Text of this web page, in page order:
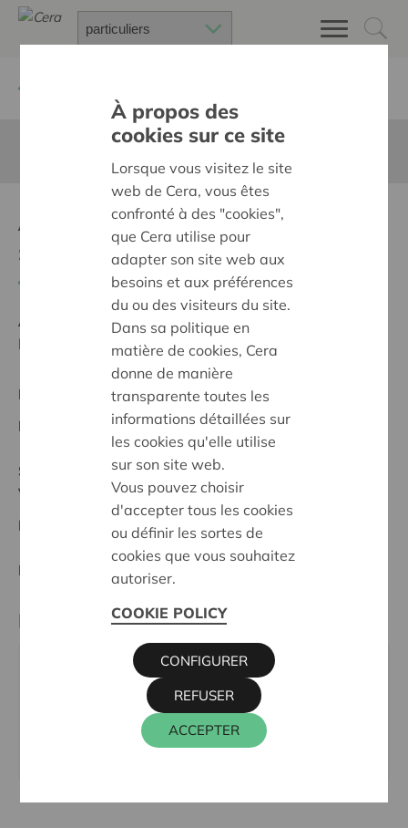
Aankoop digitale
schoolborden
Ambition:
Une société solidaire et respectueuse, sans
barrières
Projet régional
Date de début:27/05/2024
Statut:
Vlaamse Ardennen
Date de décision: 27/05/2024
Décision: Approuvé
Partenaire
KBO KAMELEON/COCON -, NESTOR DE
TIÈRESTRAAT 102, 9700 OUDENAARDE
www.dekameleon-cocon.kbo-
À propos des
cookies sur ce site
Lorsque vous visitez le site
web de Cera, vous êtes
confronté à des "cookies",
que Cera utilise pour
adapter son site web aux
besoins et aux préférences
du ou des visiteurs du site.
Dans sa politique en
matière de cookies, Cera
donne de manière
transparente toutes les
informations détaillées sur
les cookies qu'elle utilise
sur son site web.
Vous pouvez choisir
d'accepter tous les cookies
ou définir les sortes de
cookies que vous souhaitez
autoriser.
COOKIE POLICY
ACCEPTER
REFUSER
CONFIGURER